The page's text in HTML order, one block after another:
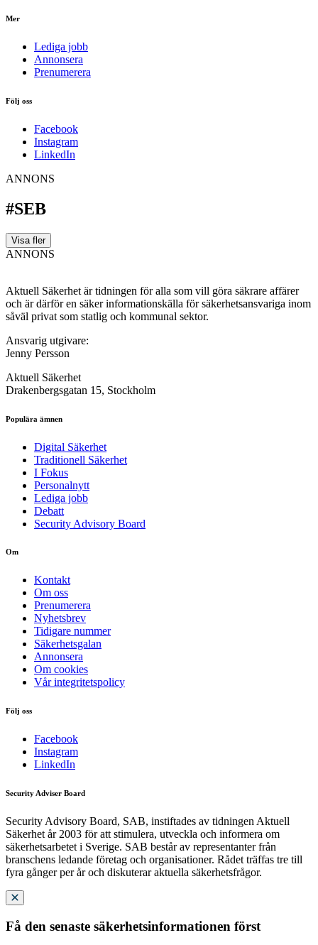
Mer
Lediga jobb
Annonsera
Prenumerera
Följ oss
Facebook
Instagram
LinkedIn
ANNONS
#SEB
Visa fler
ANNONS
Aktuell Säkerhet är tidningen för alla som vill göra säkrare affärer
och är därför en säker informationskälla för säkerhets­ansvariga inom
såväl privat som statlig och kommunal sektor.
Ansvarig utgivare:
Jenny Persson
Aktuell Säkerhet
Drakenbergsgatan 15, Stockholm
Populära ämnen
Digital Säkerhet
Traditionell Säkerhet
I Fokus
Personalnytt
Lediga jobb
Debatt
Security Advisory Board
Om
Kontakt
Om oss
Prenumerera
Nyhetsbrev
Tidigare nummer
Säkerhetsgalan
Annonsera
Om cookies
Vår integritetspolicy
Följ oss
Facebook
Instagram
LinkedIn
Security Adviser Board
Security Advisory Board, SAB, instiftades av tidningen Aktuell
Säkerhet år 2003 för att stimulera, utveckla och informera om
säkerhetsarbetet i Sverige. SAB består av representanter från
branschens ledande företag och organisationer. Rådet träffas tre till
fyra gånger per år och diskuterar aktuella säkerhetsfrågor.
Få den senaste säkerhetsinformationen först